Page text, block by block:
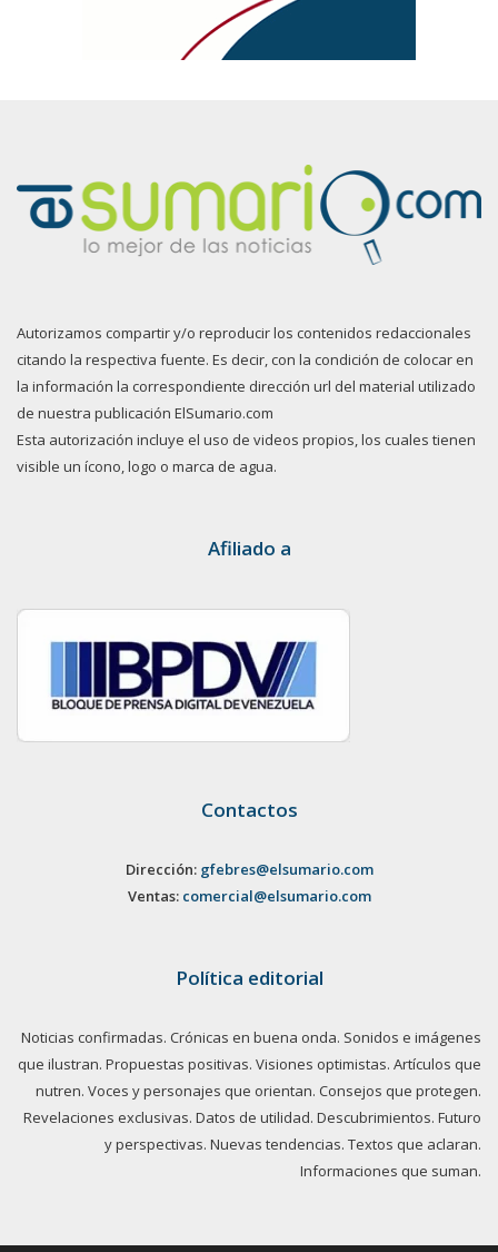
Autorizamos compartir y/o reproducir los contenidos redaccionales
citando la respectiva fuente. Es decir, con la condición de colocar en
la información la correspondiente dirección url del material utilizado
de nuestra publicación ElSumario.com
Esta autorización incluye el uso de videos propios, los cuales tienen
visible un ícono, logo o marca de agua.
Afiliado a
Contactos
Dirección: gfebres@elsumario.com
Ventas: comercial@elsumario.com
Política editorial
Noticias confirmadas. Crónicas en buena onda. Sonidos e imágenes
que ilustran. Propuestas positivas. Visiones optimistas. Artículos que
nutren. Voces y personajes que orientan. Consejos que protegen.
Revelaciones exclusivas. Datos de utilidad. Descubrimientos. Futuro
y perspectivas. Nuevas tendencias. Textos que aclaran.
Informaciones que suman.